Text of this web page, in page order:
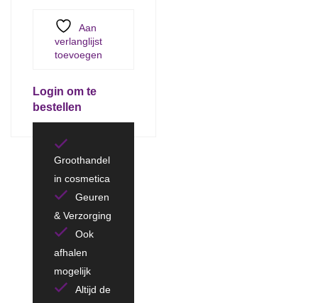
Aan
verlanglijst
toevoegen
Login om te
bestellen
Groothandel
in cosmetica
Geuren
& Verzorging
Ook
afhalen
mogelijk
Altijd de